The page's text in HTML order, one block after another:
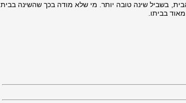
בשביל שינה טובה יותר. מי שלא מודה בכך שהשינה בבית
בביתו.